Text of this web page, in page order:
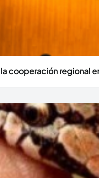
cooperación regional